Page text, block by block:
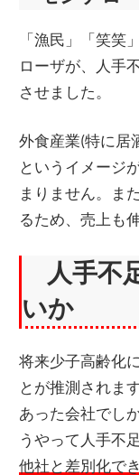
「漁民」「笑笑
ローザが、人手
させました。
外食産業(特に居
というイメージ
まりません。ま
るため、売上も
人手不
いか
将来少子高齢化
とが推測されま
あった会社でし
うやって人手不
他社と差別化で